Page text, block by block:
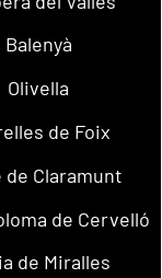
Balenyà
Olivella
de Foix
de Claramunt
de Cervelló
de Miralles